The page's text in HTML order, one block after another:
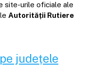
site-urile oficiale ale
Autorității Rutiere
județele